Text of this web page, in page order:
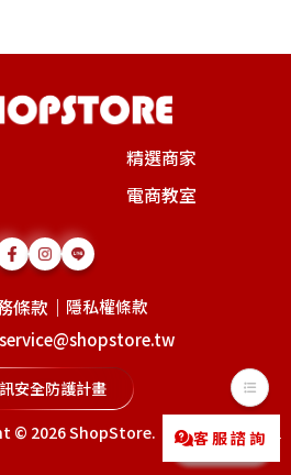
精選商家
電商教室
條款 ｜ 隱私權條款
安全防護計畫
© 2026ShopStore. 客服諮詢
Messenger
LINE@